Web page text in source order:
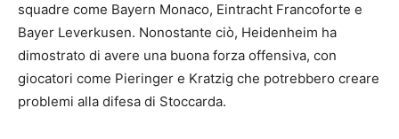
squadre come Bayern Monaco, Eintracht Francoforte e
Bayer Leverkusen. Nonostante ciò, Heidenheim ha
dimostrato di avere una buona forza offensiva, con
giocatori come Pieringer e Kratzig che potrebbero creare
problemi alla difesa di Stoccarda.